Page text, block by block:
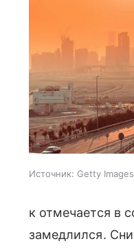
Источник: Getty
к отмечается в
замедлился.